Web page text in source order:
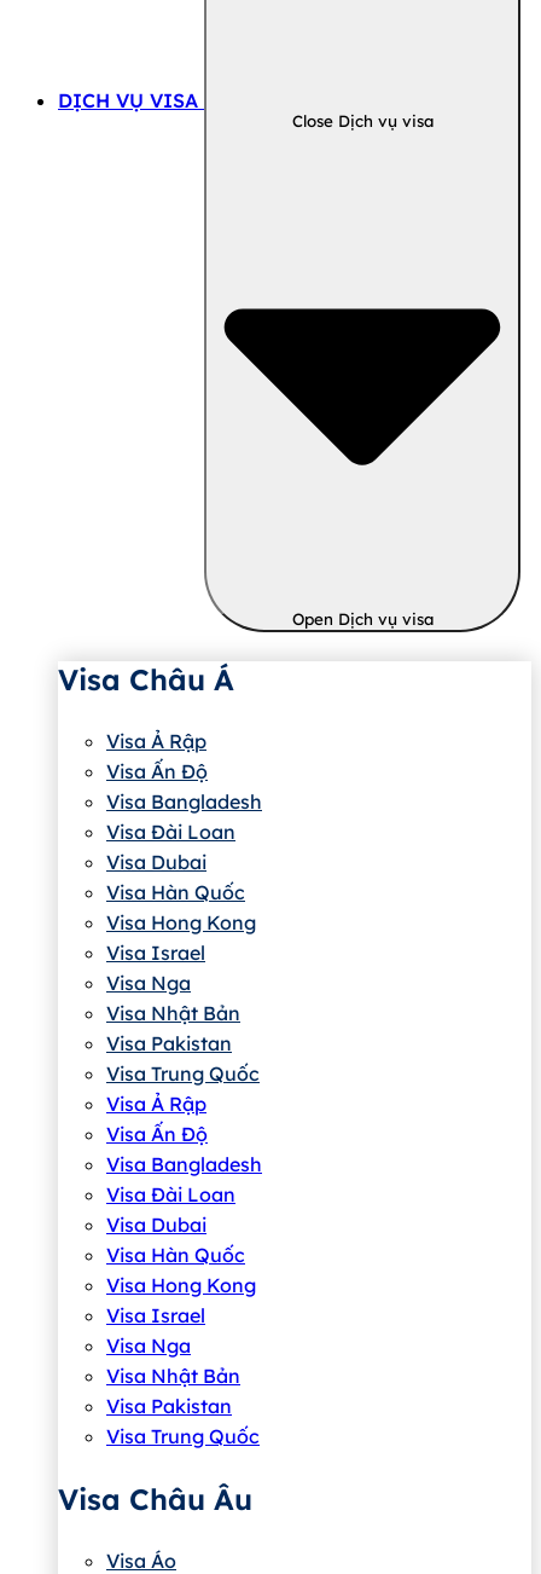
DỊCH VỤ VISA
Close Dịch vụ visa
Open Dịch vụ visa
Visa Châu Á
Visa Ả Rập
Visa Ấn Độ
Visa Bangladesh
Visa Đài Loan
Visa Dubai
Visa Hàn Quốc
Visa Hong Kong
Visa Israel
Visa Nga
Visa Nhật Bản
Visa Pakistan
Visa Trung Quốc
Visa Ả Rập
Visa Ấn Độ
Visa Bangladesh
Visa Đài Loan
Visa Dubai
Visa Hàn Quốc
Visa Hong Kong
Visa Israel
Visa Nga
Visa Nhật Bản
Visa Pakistan
Visa Trung Quốc
Visa Châu Âu
Visa Áo